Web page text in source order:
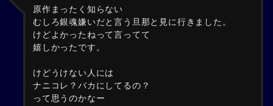
原作まったく知らない
むしろ銀魂嫌いだと言う旦那と見に行きました。
けどよかったねって言ってて
嬉しかったです。
けどうけない人には
ナニコレ？バカにしてるの？
って思うのかなー